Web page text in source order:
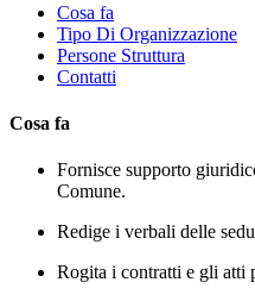
Cosa fa
Tipo Di Organizzazione
Persone Struttura
Contatti
Cosa fa
Fornisce supporto
Comune.
Redige i verbali delle
Rogita i contratti e gli atti